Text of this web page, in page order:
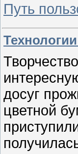
Путь
досуг
цветной